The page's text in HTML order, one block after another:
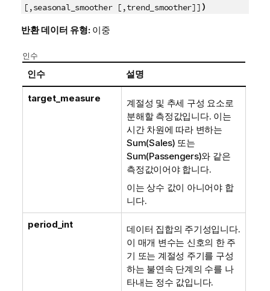
[,seasonal_smoother [,trend_smoother]] )
반환 데이터 유형: 이중
인수
인수 설명
target_measure
계절성 및 추세 구성 요소로
분해할 측정값입니다. 이는
시간 차원에 따라 변하는
Sum(Sales) 또는
Sum(Passengers)와 같은
측정값이어야 합니다.
이는 상수 값이 아니어야 합
니다.
period_int
데이터 집합의 주기성입니다.
이 매개 변수는 신호의 한 주
기 또는 계절성 주기를 구성
하는 불연속 단계의 수를 나
타내는 정수 값입니다.